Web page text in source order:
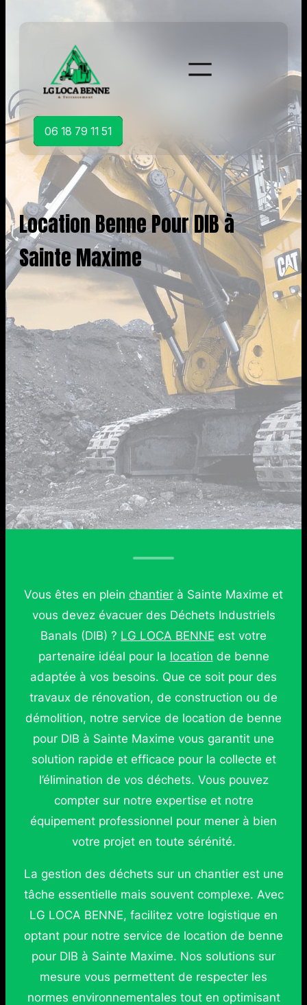
06 18 79 11 51
Location Benne Pour DIB à
Sainte Maxime
Vous êtes en plein chantier à Sainte Maxime et
vous devez évacuer des Déchets Industriels
Banals (DIB) ? LG LOCA BENNE est votre
partenaire idéal pour la location de benne
adaptée à vos besoins. Que ce soit pour des
travaux de rénovation, de construction ou de
démolition, notre service de location de benne
pour DIB à Sainte Maxime vous garantit une
solution rapide et efficace pour la collecte et
l’élimination de vos déchets. Vous pouvez
compter sur notre expertise et notre
équipement professionnel pour mener à bien
votre projet en toute sérénité.
La gestion des déchets sur un chantier est une
tâche essentielle mais souvent complexe. Avec
LG LOCA BENNE, facilitez votre logistique en
optant pour notre service de location de benne
pour DIB à Sainte Maxime. Nos solutions sur
mesure vous permettent de respecter les
normes environnementales tout en optimisant